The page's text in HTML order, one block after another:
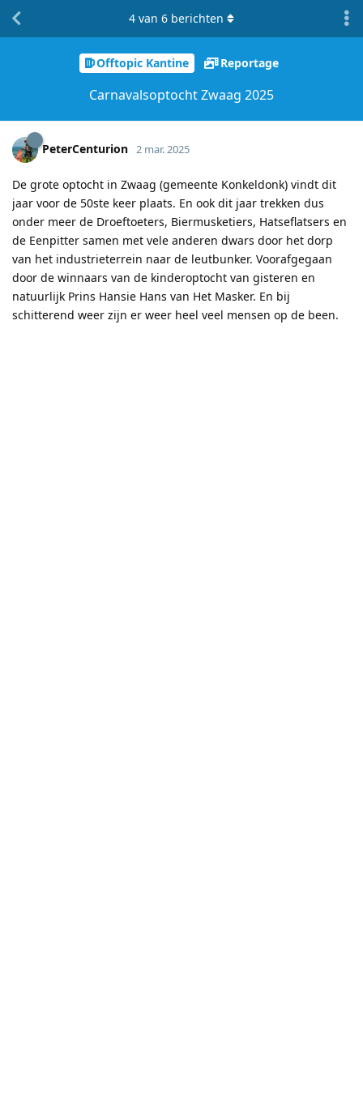
Offtopic Kantine Reportage
Carnavalsoptocht Zwaag 2025
4 van 6 berichten
PeterCenturion 2 mar. 2025
De grote optocht in Zwaag (gemeente Konkeldonk) vindt dit
jaar voor de 50ste keer plaats. En ook dit jaar trekken dus
onder meer de Droeftoeters, Biermusketiers, Hatseflatsers en
de Eenpitter samen met vele anderen dwars door het dorp
van het industrieterrein naar de leutbunker. Voorafgegaan
door de winnaars van de kinderoptocht van gisteren en
natuurlijk Prins Hansie Hans van Het Masker. En bij
schitterend weer zijn er weer heel veel mensen op de been.